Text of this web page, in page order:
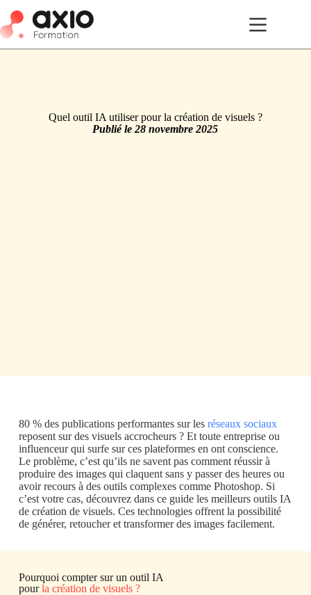
Quel outil IA utiliser pour la création de visuels ?
Publié le28 novembre 2025
80 % des publications performantes sur les réseaux sociaux
reposent sur des visuels accrocheurs ? Et toute entreprise ou
influenceur qui surfe sur ces plateformes en ont conscience.
Le problème, c’est qu’ils ne savent pas comment réussir à
produire des images qui claquent sans y passer des heures ou
avoir recours à des outils complexes comme Photoshop. Si
c’est votre cas, découvrez dans ce guide les meilleurs outils IA
de création de visuels. Ces technologies offrent la possibilité
de générer, retoucher et transformer des images facilement.
Pourquoi compter sur un outil IA
pourla création de visuels ?